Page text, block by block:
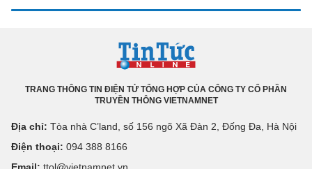
TRANG THÔNG TIN ĐIỆN TỬ TỔNG HỢP CỦA CÔNG TY CỔ PHẦN
TRUYỀN THÔNG VIETNAMNET
Địa chỉ: Tòa nhà C’land, số 156 ngõ Xã Đàn 2, Đống Đa, Hà Nội
Điện thoại: 094 388 8166